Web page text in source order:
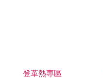
登革熱專區